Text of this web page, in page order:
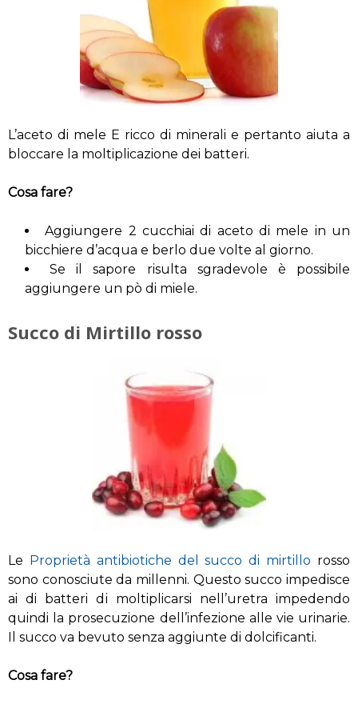
L’aceto di mele E ricco di minerali e pertanto aiuta a
bloccare la moltiplicazione dei batteri.
Cosa fare?
Aggiungere 2 cucchiai di aceto di mele in un
bicchiere d’acqua e berlo due volte al giorno.
Se il sapore risulta sgradevole è possibile
aggiungere un pò di miele.
Succo di Mirtillo rosso
Le Proprietà antibiotiche del succo di mirtillo rosso
sono conosciute da millenni. Questo succo impedisce
ai di batteri di moltiplicarsi nell’uretra impedendo
quindi la prosecuzione dell’infezione alle vie urinarie.
Il succo va bevuto senza aggiunte di dolcificanti.
Cosa fare?